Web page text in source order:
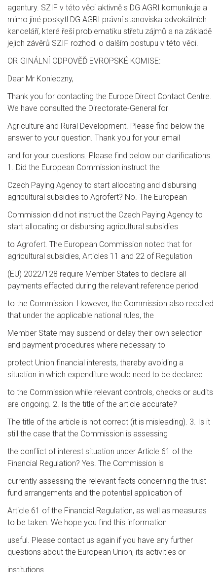
agentury. SZIF v této věci aktivně s DG AGRI komunikuje a
mimo jiné poskytl DG AGRI právnístanoviska advokátních
kanceláří, které řeší problematiku střetu zájmů a na základě
jejich závěrů SZIF rozhodl o dalším postupu v této věci.
ORIGINÁLNÍ ODPOVĚĎ EVROPSKÉ KOMISE:
Dear Mr Konieczny,
Thank you for contacting the Europe Direct Contact Centre.
We have consulted the Directorate-General for
Agriculture and Rural Development. Please find below the
answer to your question. Thank you for your email
and for your questions. Please find below our clarifications.
1. Did the European Commission instruct the
Czech Paying Agency to start allocating and disbursing
agricultural subsidies to Agrofert? No. The European
Commission did not instruct the Czech Paying Agency to
start allocating or disbursing agricultural subsidies
to Agrofert. The European Commission noted that for
agricultural subsidies, Articles 11 and 22 of Regulation
(EU) 2022/128 require Member States to declare all
payments effected during the relevant reference period
to the Commission. However, the Commission also recalled
that under the applicable national rules, the
Member State may suspend or delay their own selection
and payment procedures where necessary to
protect Union financial interests, thereby avoiding a
situation in which expenditure would need to be declared
to the Commission while relevant controls, checks or audits
are ongoing. 2. Is the title of the article accurate?
The title of the article is not correct (it is misleading). 3. Is it
still the case that the Commission is assessing
the conflict of interest situation under Article 61 of the
Financial Regulation? Yes. The Commission is
currently assessing the relevant facts concerning the trust
fund arrangements and the potential application of
Article 61 of the Financial Regulation, as well as measures
to be taken. We hope you find this information
useful. Please contact us again if you have any further
questions about the European Union, its activities or
institutions.